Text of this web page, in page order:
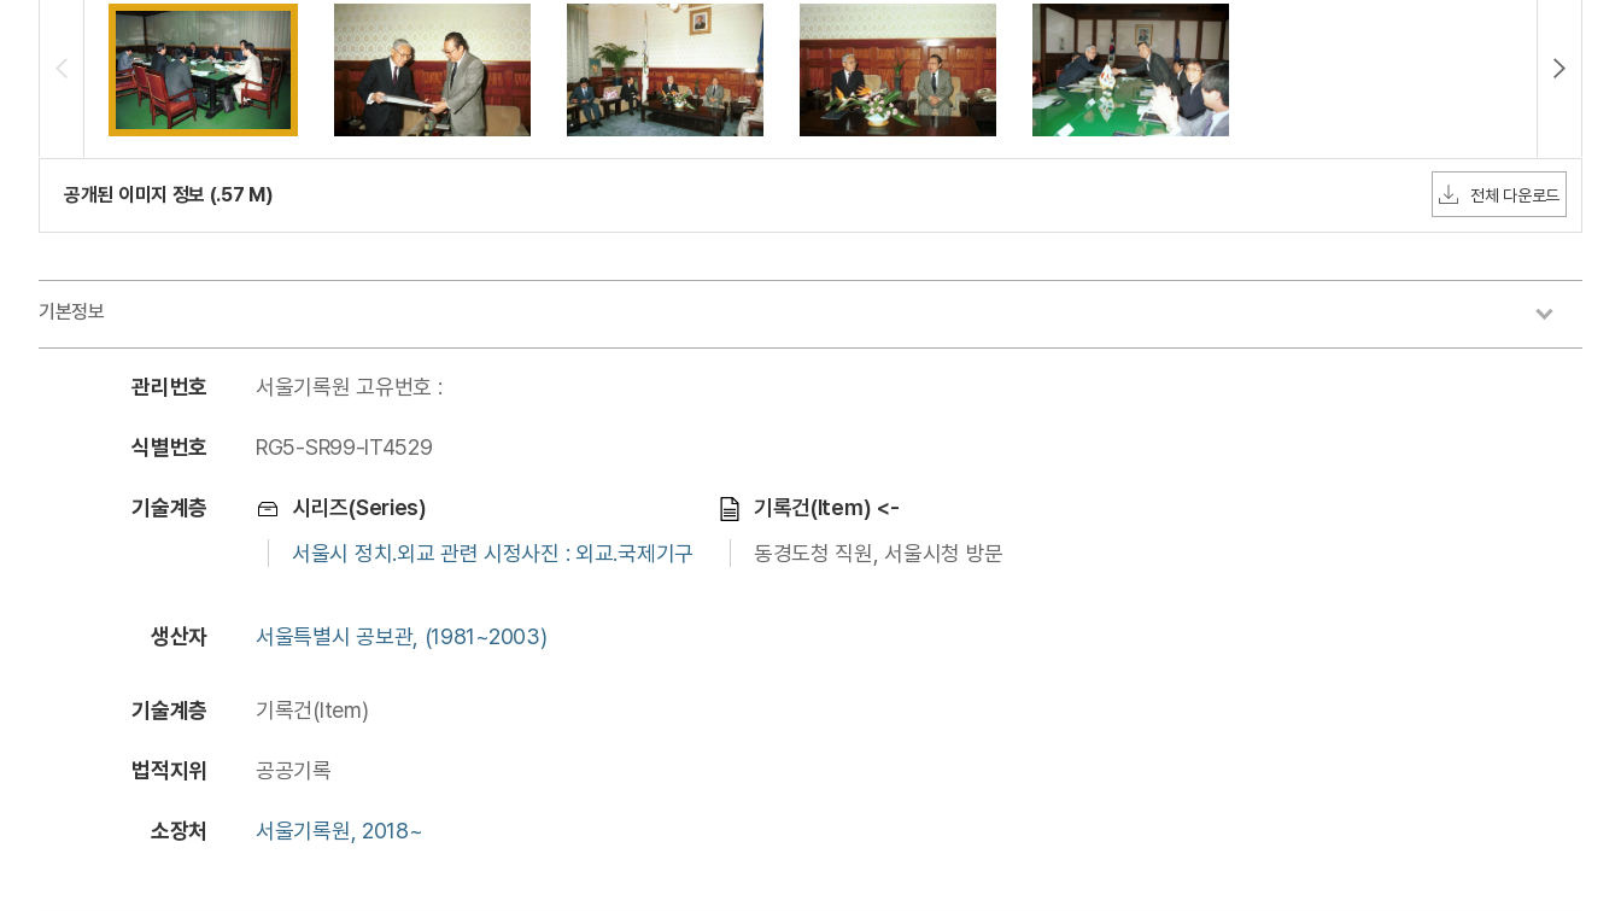
공개된 이미지 정보 (.57 M) 전체 다운로드
기본정보
관리번호 서울기록원 고유번호 :
식별번호 RG5-SR99-IT4529
기술계층
시리즈(Series)
서울시 정치.외교 관련 시정사진 : 외교.국제기구
기록건(Item) <-
동경도청 직원, 서울시청 방문
생산자 서울특별시 공보관, (1981~2003)
기술계층 기록건(Item)
법적지위 공공기록
소장처 서울기록원, 2018~